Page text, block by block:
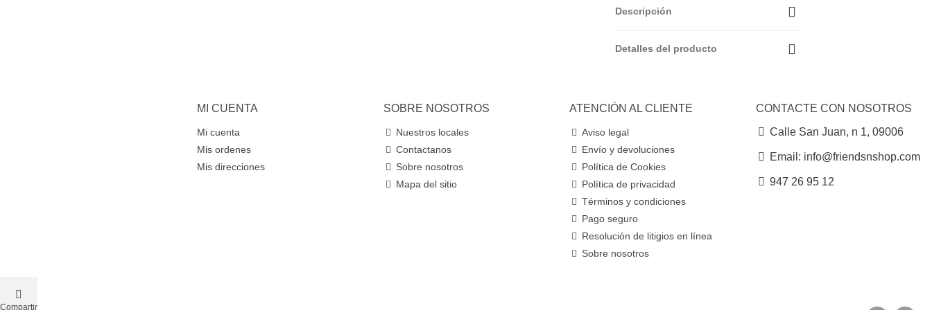
Descripción
Detalles del producto
MI CUENTA
Mi cuenta
Mis ordenes
Mis direcciones
SOBRE NOSOTROS
Nuestros locales
Contactanos
Sobre nosotros
Mapa del sitio
ATENCIÓN AL CLIENTE
Aviso legal
Envío y devoluciones
Política de Cookies
Política de privacidad
Términos y condiciones
Pago seguro
Resolución de litigios en línea
Sobre nosotros
CONTACTE CON NOSOTROS
Calle San Juan, n 1, 09006
Email: info@friendsnshop.com
947 26 95 12
Compartir